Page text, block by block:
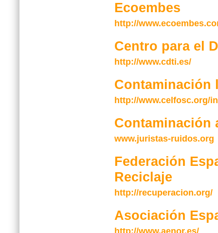
Ecoembes
http://
Centro para el
http://www.cdti.es/
Contaminación
http://www.celfosc.org/
Contaminación
www.juristas-ruidos.org
Federación
Reciclaje
http://recuperacion.org/
Asociación
http://www.aenor.es/